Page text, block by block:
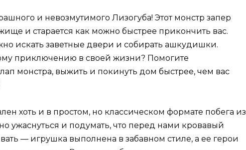
и невозмутимого Лизогуба! Этот монстр запер
и старается как можно быстрее прикончить вас.
искать заветные двери и собирать ашкудишки.
приключению в своей жизни? Помогите
монстра, выжить и покинуть дом быстрее, чем вас
хоть и в простом, но классическом формате побега из
ужаснуться и подумать, что перед нами кровавый
— игрушка выполнена в забавном стиле, а ее герои